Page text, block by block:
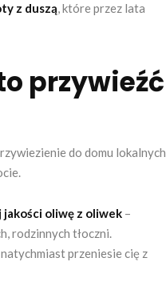
z duszą, które przez lata
przywieźć
do domu lokalnych
jakości oliwę z oliwek –
rodzinnych tłoczni.
przeniesie cię z